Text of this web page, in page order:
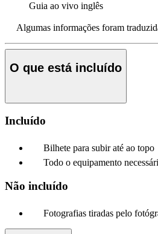
Guia ao vivo inglês
Algumas informações foram
O que está incluído
Incluído
Bilhete para subir até ao topo
Todo o equipamento
Não incluído
Fotografias tiradas pelo